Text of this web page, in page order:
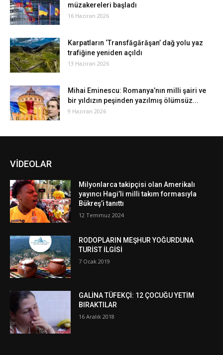
müzakereleri başladı
16 Haziran 2026
Karpatların ‘Transfăgărăşan’ dağ yolu yaz
trafiğine yeniden açıldı
13 Haziran 2026
Mihai Eminescu: Romanya’nın milli şairi ve
bir yıldızın peşinden yazılmış ölümsüz...
9 Haziran 2026
VİDEOLAR
Milyonlarca takipçisi olan Amerikalı
yayıncı Hagi’li milli takım formasıyla
Bükreş’i tanıttı
12 Temmuz 2024
RODOPLARIN MEŞHUR YOĞURDUNA
TURİST İLGİSİ
7 Ocak 2019
GALİNA TÜFEKÇİ: 12 ÇOCUĞU YETİM
BIRAKTILAR
16 Aralık 2018